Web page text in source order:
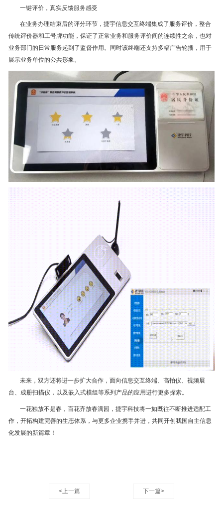
一键评价，真实反馈服务感受
在业务办理结束后的评分环节，捷宇信息交互终端集成了服务评价，整合
传统评价器和工号牌功能，保证了正常业务和服务评价间的连续性之余，也对
业务部门的日常服务起到了监督作用。同时该终端还支持多幅广告轮播，用于
展示业务单位的公共形象。
未来，双方还将进一步扩大合作，面向信息交互终端、高拍仪、视频展
台、成册扫描仪，以及嵌入式模组等系列产品的应用进行更多探索。
一花独放不是春，百花齐放春满园，捷宇科技将一如既往不断推进适配工
作，开拓构建完善的生态体系，与更多企业携手并进，共同开创我国自主信息
化发展的新篇章！
<上一篇 下一篇>